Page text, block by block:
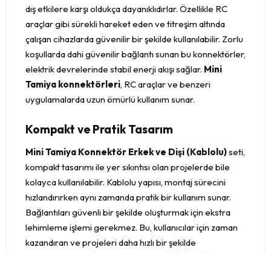
dış etkilere karşı oldukça dayanıklıdırlar. Özellikle RC
araçlar gibi sürekli hareket eden ve titreşim altında
çalışan cihazlarda güvenilir bir şekilde kullanılabilir. Zorlu
koşullarda dahi güvenilir bağlantı sunan bu konnektörler,
elektrik devrelerinde stabil enerji akışı sağlar. Mini
Tamiya konnektörleri, RC araçlar ve benzeri
uygulamalarda uzun ömürlü kullanım sunar.
Kompakt ve Pratik Tasarım
Mini Tamiya Konnektör Erkek ve Dişi (Kablolu)seti,
kompakt tasarımı ile yer sıkıntısı olan projelerde bile
kolayca kullanılabilir. Kablolu yapısı, montaj sürecini
hızlandırırken aynı zamanda pratik bir kullanım sunar.
Bağlantıları güvenli bir şekilde oluşturmak için ekstra
lehimleme işlemi gerekmez. Bu, kullanıcılar için zaman
kazandıran ve projeleri daha hızlı bir şekilde